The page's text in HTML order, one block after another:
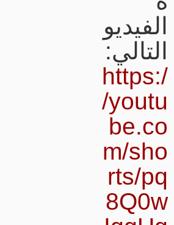
الفيديو
التالي:
https:/
/youtu
be.co
m/sho
rts/pq
8Q0w